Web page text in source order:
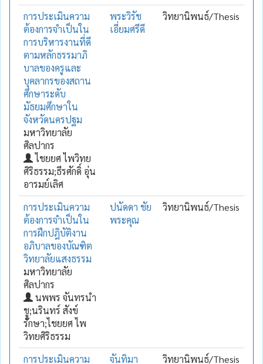
การประเมินความ
ต้องการจำเป็นใน
การบริหารงานที่ดี
ตามหลักธรรมาภิ
บาลของครูและ
บุคลากรของสถาน
ศึกษาระดับ
มัธยมศึกษาใน
จังหวัดนครปฐม
มหาวิทยาลัย
ศิลปากร
ไชยยศ ไพวิทย
ศิริธรรม;ธีรศักดิ์ อุ่น
อารมย์เลิศ
พระวิรัช
เอี่ยมศรีดี
วิทยานิพนธ์/Thesis
การประเมินความ
ต้องการจำเป็นใน
การฝึกปฎิบัติงาน
อภิบาลของบัณฑิต
วิทยาลัยแสงธรรม
มหาวิทยาลัย
ศิลปากร
นพพร จันทรนำ
ชูู;นรินทร์ สังข์
รักษา;ไชยยศ ไพ
วิทยศิริธรรม
ปนัดดา ชัย
พระคุณ
วิทยานิพนธ์/Thesis
การประเมินความ
จันทิมา
วิทยานิพนธ์/Thesis